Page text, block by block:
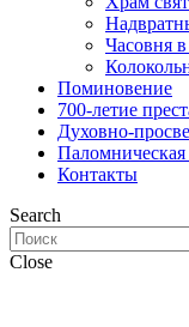
Часовня
Поминовение
700-летие
Духовно-
Паломническая
Контакты
Search
Close